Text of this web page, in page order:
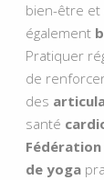
bien-être et
également
Pratiquer
de
des
santé
de yoga